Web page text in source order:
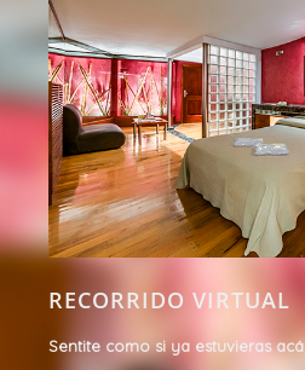
RECORRIDO VIRTUAL
Sentite como si ya estuvieras acá